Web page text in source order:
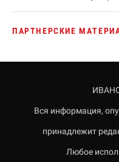
ПАРТНЕРСКИЕ
Вся информация,
принадлежит
Любое